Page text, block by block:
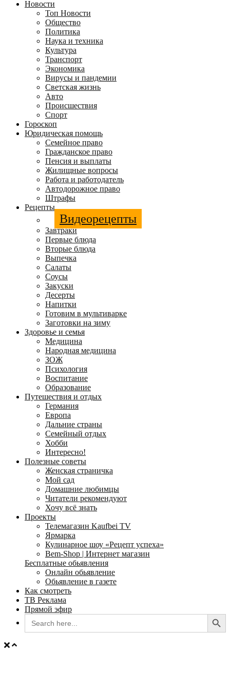
Новости
Топ Новости
Общество
Политика
Наука и техника
Культура
Транспорт
Экономика
Вирусы и пандемии
Светская жизнь
Авто
Происшествия
Спорт
Гороскоп
Юридическая помощь
Семейное право
Гражданское право
Пенсия и выплаты
Жилищные вопросы
Работа и работодатель
Автодорожное право
Штрафы
Рецепты
Видеорецепты
Завтраки
Первые блюда
Вторые блюда
Выпечка
Салаты
Соусы
Закуски
Десерты
Напитки
Готовим в мультиварке
Заготовки на зиму
Здоровье и семья
Медицина
Народная медицина
ЗОЖ
Психология
Воспитание
Образование
Путешествия и отдых
Германия
Европа
Дальние страны
Семейный отдых
Хобби
Интересно!
Полезные советы
Женская страничка
Мой сад
Домашние любимцы
Читатели рекомендуют
Хочу всё знать
Проекты
Телемагазин Kaufbei TV
Ярмарка
Кулинарное шоу «Рецепт успеха»
Bem-Shop | Интернет магазин
Бесплатные обьявления
Онлайн обьявление
Обьявление в газете
Как смотреть
ТВ Реклама
Прямой эфир
Search
for:
Search Button